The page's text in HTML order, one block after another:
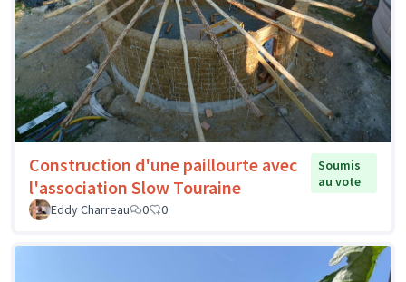
Construction d'une paillourte avec
l'association Slow Touraine
Soumis
au vote
Eddy Charreau
0 0